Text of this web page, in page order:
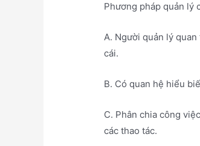
Phương pháp quản lý
A. Người quản lý
cái.
B. Có quan hệ hiểu
C. Phân chia công
các thao tác.